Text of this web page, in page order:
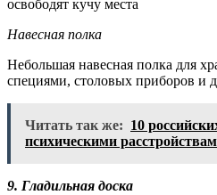
Навесная полка
Небольшая навесная полка для
специями, столовых приборов и
Читать так же: 10
психическими
9. Гладильная доска